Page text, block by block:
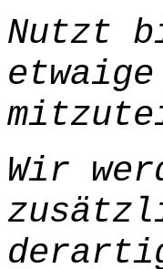
Nutzt
Wir